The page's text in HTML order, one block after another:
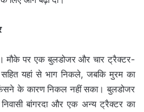
मौके पर एक बुलडोजर और चार ट्रैक्टर-
यहां से भाग निकले, जबकि मुरम का
के कारण निकल नहीं सका। बुलडोजर
बांगरदा और एक अन्य ट्रैक्टर का